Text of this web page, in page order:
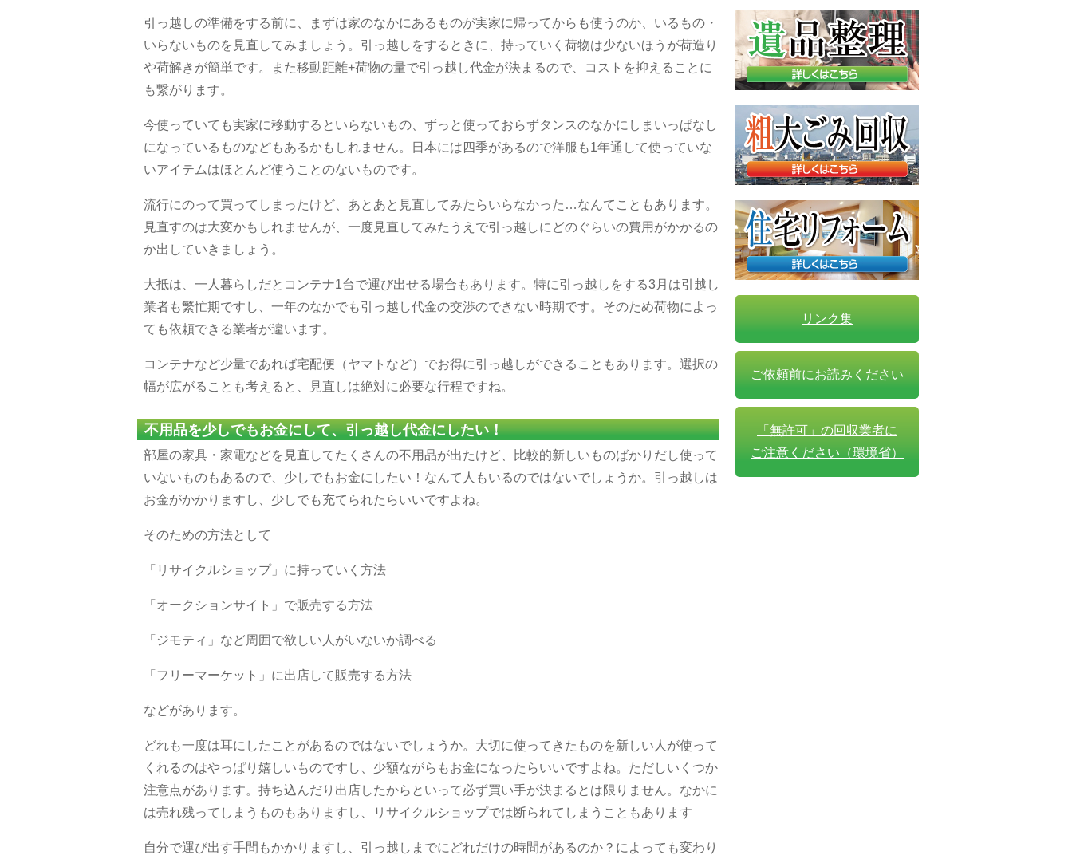
引っ越しの準備をする前に、まずは家のなかにあるものが実家に帰ってからも使うのか、いるもの・
いらないものを見直してみましょう。引っ越しをするときに、持っていく荷物は少ないほうが荷造り
や荷解きが簡単です。また移動距離+荷物の量で引っ越し代金が決まるので、コストを抑えることに
も繋がります。
今使っていても実家に移動するといらないもの、ずっと使っておらずタンスのなかにしまいっぱなし
になっているものなどもあるかもしれません。日本には四季があるので洋服も1年通して使っていな
いアイテムはほとんど使うことのないものです。
流行にのって買ってしまったけど、あとあと見直してみたらいらなかった…なんてこともあります。
見直すのは大変かもしれませんが、一度見直してみたうえで引っ越しにどのぐらいの費用がかかるの
か出していきましょう。
大抵は、一人暮らしだとコンテナ1台で運び出せる場合もあります。特に引っ越しをする3月は引越し
業者も繁忙期ですし、一年のなかでも引っ越し代金の交渉のできない時期です。そのため荷物によっ
ても依頼できる業者が違います。
コンテナなど少量であれば宅配便（ヤマトなど）でお得に引っ越しができることもあります。選択の
幅が広がることも考えると、見直しは絶対に必要な行程ですね。
不用品を少しでもお金にして、引っ越し代金にしたい！
部屋の家具・家電などを見直してたくさんの不用品が出たけど、比較的新しいものばかりだし使って
いないものもあるので、少しでもお金にしたい！なんて人もいるのではないでしょうか。引っ越しは
お金がかかりますし、少しでも充てられたらいいですよね。
そのための方法として
「リサイクルショップ」に持っていく方法
「オークションサイト」で販売する方法
「ジモティ」など周囲で欲しい人がいないか調べる
「フリーマーケット」に出店して販売する方法
などがあります。
どれも一度は耳にしたことがあるのではないでしょうか。大切に使ってきたものを新しい人が使って
くれるのはやっぱり嬉しいものですし、少額ながらもお金になったらいいですよね。ただしいくつか
注意点があります。持ち込んだり出店したからといって必ず買い手が決まるとは限りません。なかに
は売れ残ってしまうものもありますし、リサイクルショップでは断られてしまうこともあります
自分で運び出す手間もかかりますし、引っ越しまでにどれだけの時間があるのか？によっても変わり
リンク集
ご依頼前にお読みください
「無許可」の回収業者に
ご注意ください（環境省）